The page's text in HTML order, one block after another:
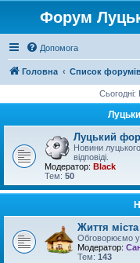
Форум
Допомога
Головна Список
Луцький
Новини
відповіді.
Модератор: Black
Тем: 50
Життя
Обговорюємо
Модератор:
Тем: 143